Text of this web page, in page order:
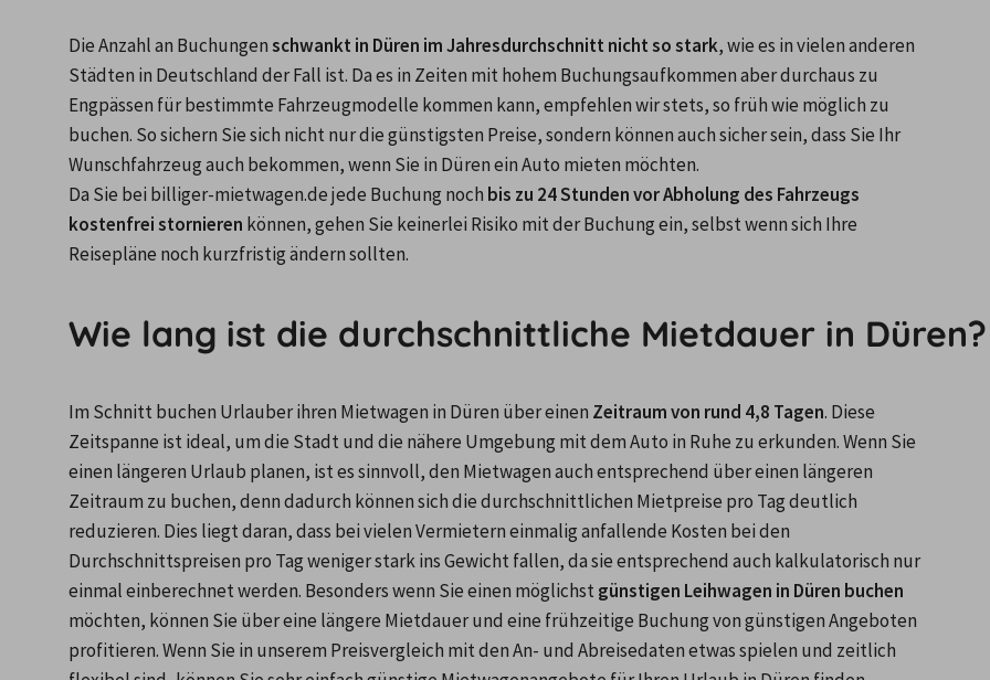
Die Anzahl an Buchungen schwankt in Düren im Jahresdurchschnitt nicht so stark, wie es in vielen anderen
Städten in Deutschland der Fall ist. Da es in Zeiten mit hohem Buchungsaufkommen aber durchaus zu
Engpässen für bestimmte Fahrzeugmodelle kommen kann, empfehlen wir stets, so früh wie möglich zu
buchen. So sichern Sie sich nicht nur die günstigsten Preise, sondern können auch sicher sein, dass Sie Ihr
Wunschfahrzeug auch bekommen, wenn Sie in Düren ein Auto mieten möchten.
Da Sie bei billiger-mietwagen.de jede Buchung noch bis zu 24 Stunden vor Abholung des Fahrzeugs
kostenfrei stornieren können, gehen Sie keinerlei Risiko mit der Buchung ein, selbst wenn sich Ihre
Reisepläne noch kurzfristig ändern sollten.
Wie lang ist die durchschnittliche Mietdauer in Düren?
Im Schnitt buchen Urlauber ihren Mietwagen in Düren über einen Zeitraum von rund 4,8 Tagen. Diese
Zeitspanne ist ideal, um die Stadt und die nähere Umgebung mit dem Auto in Ruhe zu erkunden. Wenn Sie
einen längeren Urlaub planen, ist es sinnvoll, den Mietwagen auch entsprechend über einen längeren
Zeitraum zu buchen, denn dadurch können sich die durchschnittlichen Mietpreise pro Tag deutlich
reduzieren. Dies liegt daran, dass bei vielen Vermietern einmalig anfallende Kosten bei den
Durchschnittspreisen pro Tag weniger stark ins Gewicht fallen, da sie entsprechend auch kalkulatorisch nur
einmal einberechnet werden. Besonders wenn Sie einen möglichst günstigen Leihwagen in Düren buchen
möchten, können Sie über eine längere Mietdauer und eine frühzeitige Buchung von günstigen Angeboten
profitieren. Wenn Sie in unserem Preisvergleich mit den An- und Abreisedaten etwas spielen und zeitlich